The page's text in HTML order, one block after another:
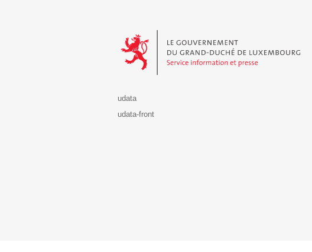
udata
udata-front